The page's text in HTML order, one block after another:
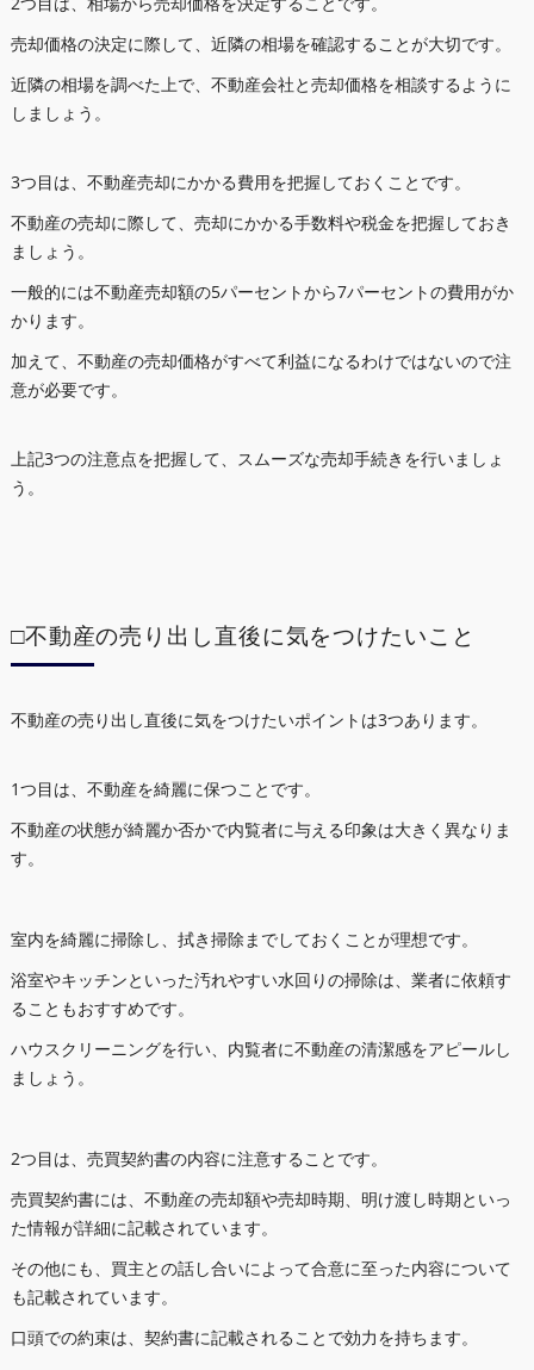
売却価格の決定に際して、近隣の相場を確認することが大切です。
近隣の相場を調べた上で、不動産会社と売却価格を相談するように
しましょう。
3つ目は、不動産売却にかかる費用を把握しておくことです。
不動産の売却に際して、売却にかかる手数料や税金を把握しておき
ましょう。
一般的には不動産売却額の5パーセントから7パーセントの費用がか
かります。
加えて、不動産の売却価格がすべて利益になるわけではないので注
意が必要です。
上記3つの注意点を把握して、スムーズな売却手続きを行いましょ
う。
□不動産の売り出し直後に気をつけたいこと
不動産の売り出し直後に気をつけたいポイントは3つあります。
1つ目は、不動産を綺麗に保つことです。
不動産の状態が綺麗か否かで内覧者に与える印象は大きく異なりま
す。
室内を綺麗に掃除し、拭き掃除までしておくことが理想です。
浴室やキッチンといった汚れやすい水回りの掃除は、業者に依頼す
ることもおすすめです。
ハウスクリーニングを行い、内覧者に不動産の清潔感をアピールし
ましょう。
2つ目は、売買契約書の内容に注意することです。
売買契約書には、不動産の売却額や売却時期、明け渡し時期といっ
た情報が詳細に記載されています。
その他にも、買主との話し合いによって合意に至った内容について
も記載されています。
口頭での約束は、契約書に記載されることで効力を持ちます。